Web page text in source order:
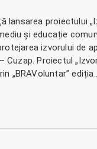
lansarea proiectului
și educație
izvorului de
Cuzap. Proiectul
„BRAVoluntar”